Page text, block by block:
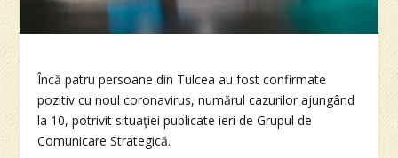
Încă patru persoane din Tulcea au fost confirmate
pozitiv cu noul coronavirus, numărul cazurilor ajungând
la 10, potrivit situaţiei publicate ieri de Grupul de
Comunicare Strategică.